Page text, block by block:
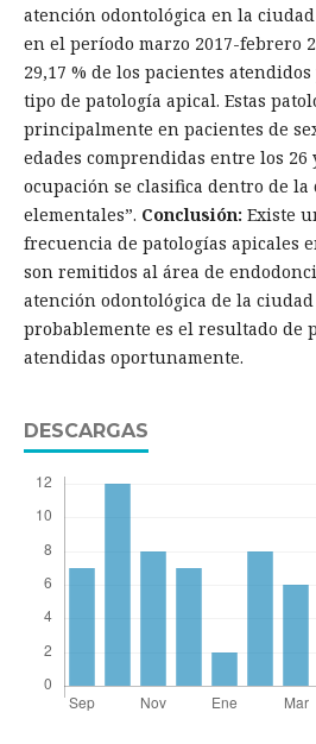
atención odontológica en la
en el período marzo 2017-febrero
29,17 % de los pacientes
tipo de patología apical. Estas
principalmente en pacientes de
edades comprendidas entre los 26
ocupación se clasifica dentro de la
elementales”. Conclusión: Existe
frecuencia de patologías apicales
son remitidos al área de
atención odontológica de la ciudad
probablemente es el resultado de
atendidas oportunamente.
DESCARGAS